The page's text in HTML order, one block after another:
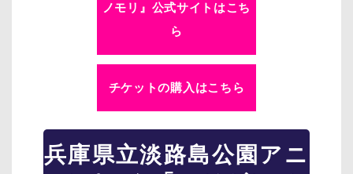
ノモリ』公式サイトはこち
ら
チケットの購入はこちら
兵庫県立淡路島公園アニ